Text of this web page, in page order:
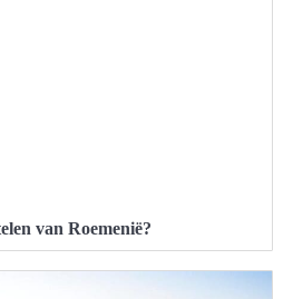
van Roemenië?